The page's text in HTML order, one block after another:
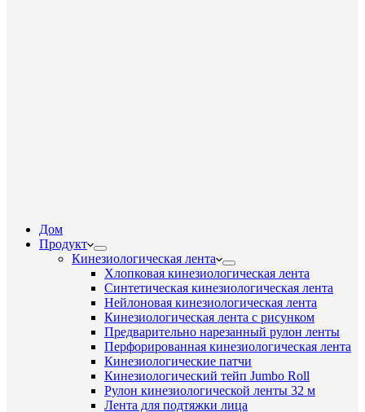
Дом
Продукт
Кинезиологическая лента
Хлопковая кинезиологическая лента
Синтетическая кинезиологическая лента
Нейлоновая кинезиологическая лента
Кинезиологическая лента с рисунком
Предварительно нарезанный рулон ленты
Перфорированная кинезиологическая лента
Кинезиологические патчи
Кинезиологический тейп Jumbo Roll
Рулон кинезиологической ленты 32 м
Лента для подтяжки лица